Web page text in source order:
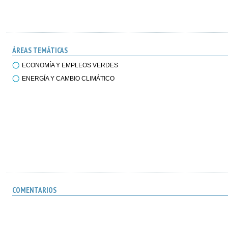
ÁREAS TEMÁTICAS
ECONOMÍA Y EMPLEOS VERDES
ENERGÍA Y CAMBIO CLIMÁTICO
COMENTARIOS